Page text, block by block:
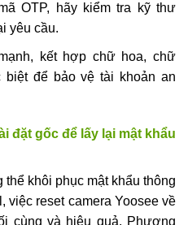
OTP, hãy kiểm tra kỹ thư
yêu cầu.
kết hợp chữ hoa, chữ
để bảo vệ tài khoản an
đặt gốc để lấy lại mật khẩu
khôi phục mật khẩu thông
việc reset camera Yoosee về
cùng và hiệu quả. Phương